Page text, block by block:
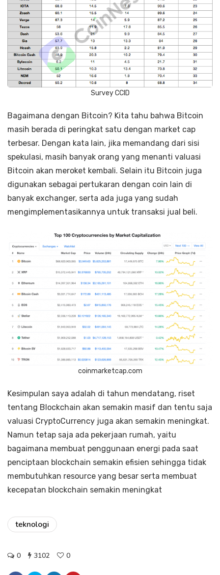
Survey CCID
Bagaimana dengan Bitcoin? Kita tahu bahwa Bitcoin
masih berada di peringkat satu dengan market cap
terbesar. Dengan kata lain, jika memandang dari sisi
spekulasi, masih banyak orang yang menanti valuasi
Bitcoin akan meroket kembali. Selain itu Bitcoin juga
digunakan sebagai pertukaran dengan coin lain di
banyak exchanger, serta ada juga yang sudah
mengimplementasikannya untuk transaksi jual beli.
coinmarketcap.com
Kesimpulan saya adalah di tahun mendatang, riset
tentang Blockchain akan semakin masif dan tentu saja
valuasi CryptoCurrency juga akan semakin meningkat.
Namun tetap saja ada pekerjaan rumah, yaitu
bagaimana membuat penggunaan energi pada saat
penciptaan blockchain semakin efisien sehingga tidak
membutuhkan resource yang besar serta membuat
kecepatan blockchain semakin meningkat
teknologi
0 3102 0